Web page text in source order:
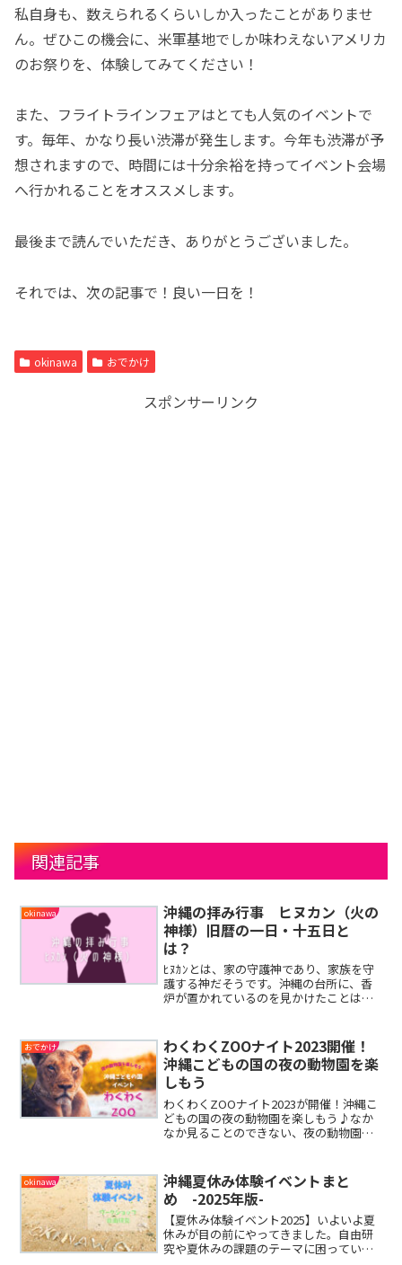
私自身も、数えられるくらいしか入ったことがありませ
ん。ぜひこの機会に、米軍基地でしか味わえないアメリカ
のお祭りを、体験してみてください！
また、フライトラインフェアはとても人気のイベントで
す。毎年、かなり長い渋滞が発生します。今年も渋滞が予
想されますので、時間には十分余裕を持ってイベント会場
へ行かれることをオススメします。
最後まで読んでいただき、ありがとうございました。
それでは、次の記事で！良い一日を！
okinawa おでかけ
スポンサーリンク
関連記事
okinawa
沖縄の拝み行事 ヒヌカン（火の
神様）旧暦の一日・十五日と
は？
ﾋﾇｶﾝとは、家の守護神であり、家族を守
護する神だそうです。沖縄の台所に、香
炉が置かれているのを見かけたことはな
を供えて祀っています。お水はｳﾃｨﾝ（御
天）、香炉こうろはｼﾞｰﾁ（土地）、お塩
はﾘｭｰｸﾞ（竜宮）それぞれの神への繋ぎと
して供えられていると考えられているそ
うです。
おでかけ
わくわくZOOナイト2023開催！
沖縄こどもの国の夜の動物園を楽
しもう
わくわくZOOナイト2023が開催！沖縄こ
どもの国の夜の動物園を楽しもう♪なか
なか見ることのできない、夜の動物園。
る土曜日限定のイベント情報をまとめた
記事になります。
okinawa
沖縄夏休み体験イベントまと
め -2025年版-
【夏休み体験イベント2025】いよいよ夏
休みが目の前にやってきました。自由研
究や夏休みの課題のテーマに困っている